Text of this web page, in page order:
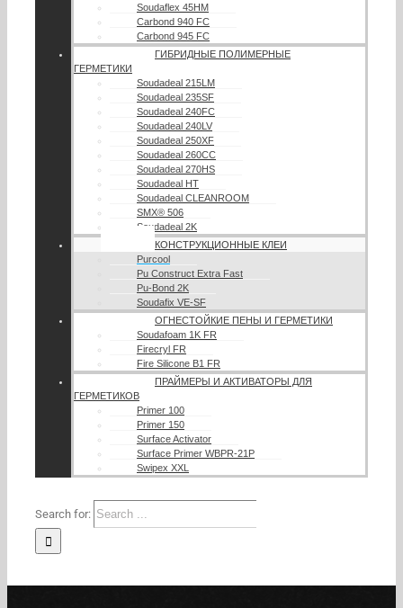
Soudaflex 45HM
Carbond 940 FC
Carbond 945 FC
ГИБРИДНЫЕ ПОЛИМЕРНЫЕ
ГЕРМЕТИКИ
Soudadeal 215LM
Soudadeal 235SF
Soudadeal 240FC
Soudadeal 240LV
Soudadeal 250XF
Soudadeal 260CC
Soudadeal 270HS
Soudadeal HT
Soudadeal CLEANROOM
SMX® 506
Soudadeal 2K
КОНСТРУКЦИОННЫЕ КЛЕИ
Purcool
Pu Construct Extra Fast
Pu-Bond 2K
Soudafix VE-SF
ОГНЕСТОЙКИЕ ПЕНЫ И ГЕРМЕТИКИ
Soudafoam 1K FR
Firecryl FR
Fire Silicone B1 FR
ПРАЙМЕРЫ И АКТИВАТОРЫ ДЛЯ
ГЕРМЕТИКОВ
Primer 100
Primer 150
Surface Activator
Surface Primer WBPR-21P
Swipex XXL
Search for: